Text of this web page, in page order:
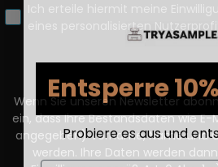
Ich erteile hiermit meine
eines personalisierten
Wenn Sie unseren Newsletter
ein, dass Ihre Bestandsdaten wie
angegeben) Vorname, Name und
werden. Ihre Daten werden
Entsperre
Probiere es aus und